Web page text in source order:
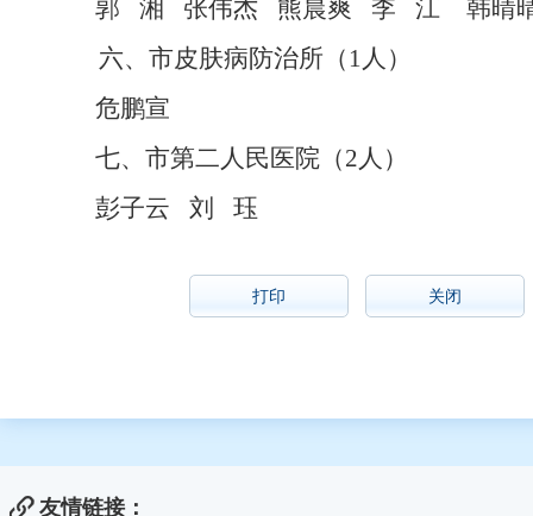
郭 湘 张伟杰 熊晨爽 李 江
韩晴
六、市皮肤病防治所（ 1人）
危鹏宣
七、市第二人民医院（2人）
彭子云
刘 珏
打印 关闭
友情链接：